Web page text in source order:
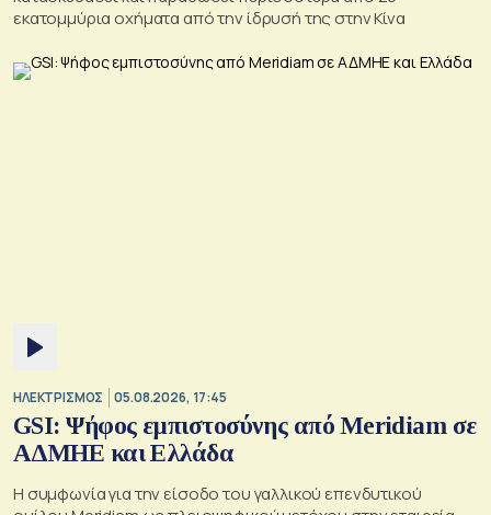
εκατομμύρια οχήματα από την ίδρυσή της στην Κίνα
ΗΛΕΚΤΡΙΣΜΟΣ 05.08.2026, 17:45
GSI: Ψήφος εμπιστοσύνης από Meridiam σε
ΑΔΜΗΕ και Ελλάδα
Η συμφωνία για την είσοδο του γαλλικού επενδυτικού